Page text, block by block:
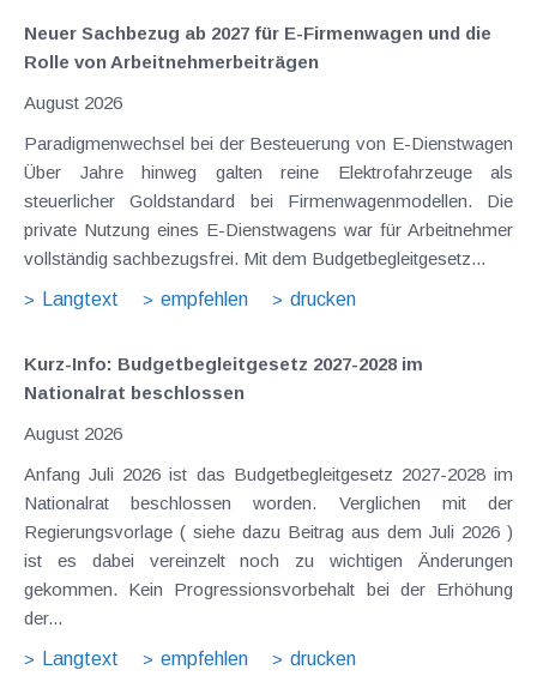
Neuer Sachbezug ab 2027 für E-Firmenwagen und die
Rolle von Arbeitnehmer​­beiträgen
August 2026
Paradigmenwechsel bei der Besteuerung von E-Dienstwagen
Über Jahre hinweg galten reine Elektrofahrzeuge als
steuerlicher Goldstandard bei Firmenwagenmodellen. Die
private Nutzung eines E-Dienstwagens war für Arbeitnehmer
vollständig sachbezugsfrei. Mit dem Budgetbegleitgesetz...
Langtext
empfehlen drucken
Kurz-Info: Budgetbegleitgesetz 2027-2028 im
Nationalrat beschlossen
August 2026
Anfang Juli 2026 ist das Budgetbegleitgesetz 2027-2028 im
Nationalrat beschlossen worden. Verglichen mit der
Regierungsvorlage ( siehe dazu Beitrag aus dem Juli 2026 )
ist es dabei vereinzelt noch zu wichtigen Änderungen
gekommen. Kein Progressionsvorbehalt bei der Erhöhung
der...
Langtext
empfehlen drucken